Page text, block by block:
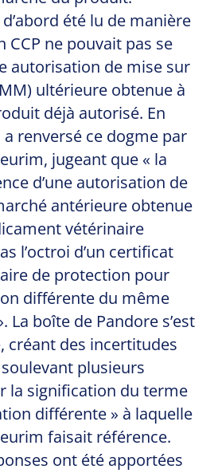
été lu de manière
CCP ne pouvait pas se
autorisation de mise sur
ultérieure obtenue à
déjà autorisé. En
a renversé ce dogme par
jugeant que « la
d’une autorisation de
antérieure obtenue
vétérinaire
l’octroi d’un certificat
de protection pour
différente du même
boîte de Pandore s’est
créant des incertitudes
plusieurs
la signification du terme
différente » à laquelle
faisait référence.
ont été apportées